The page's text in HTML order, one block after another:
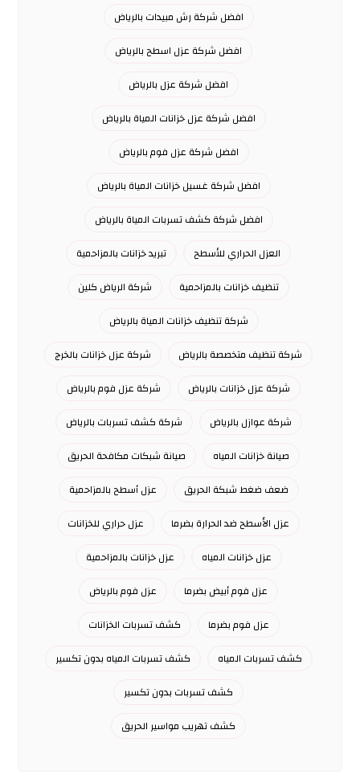
افضل شركة رش مبيدات بالرياض
افضل شركة عزل اسطح بالرياض
افضل شركة عزل بالرياض
افضل شركة عزل خزانات المياة بالرياض
افضل شركة عزل فوم بالرياض
افضل شركة غسيل خزانات المياة بالرياض
افضل شركة كشف تسربات المياة بالرياض
العزل الحراري للأسطح
تبريد خزانات بالمزاحمية
تنظيف خزانات بالمزاحمية
شركة الرياض كلين
شركة تنظيف خزانات المياة بالرياض
شركة تنظيف متخصصة بالرياض
شركة عزل خزانات بالخرج
شركة عزل خزانات بالرياض
شركة عزل فوم بالرياض
شركة عوازل بالرياض
شركة كشف تسربات بالرياض
صيانة خزانات المياه
صيانة شبكات مكافحة الحريق
ضعف ضغط شبكة الحريق
عزل أسطح بالمزاحمية
عزل الأسطح ضد الحرارة بضرما
عزل حراري للخزانات
عزل خزانات المياه
عزل خزانات بالمزاحمية
عزل فوم أبيض بضرما
عزل فوم بالرياض
عزل فوم بضرما
كشف تسربات الخزانات
كشف تسربات المياه
كشف تسربات المياه بدون تكسير
كشف تسربات بدون تكسير
كشف تهريب مواسير الحريق